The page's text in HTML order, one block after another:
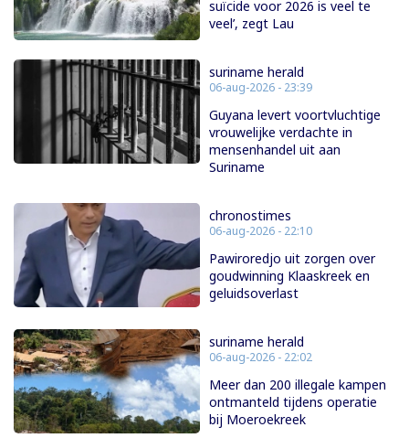
suïcide voor 2026 is veel te
veel’, zegt Lau
suriname herald
06-aug-2026 - 23:39
Guyana levert voortvluchtige
vrouwelijke verdachte in
mensenhandel uit aan
Suriname
chronostimes
06-aug-2026 - 22:10
Pawiroredjo uit zorgen over
goudwinning Klaaskreek en
geluidsoverlast
suriname herald
06-aug-2026 - 22:02
Meer dan 200 illegale kampen
ontmanteld tijdens operatie
bij Moeroekreek